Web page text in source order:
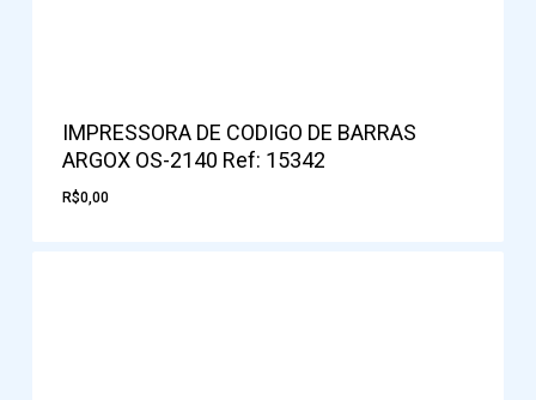
IMPRESSORA DE CODIGO DE BARRAS
ARGOX OS-2140 Ref: 15342
R$0,00